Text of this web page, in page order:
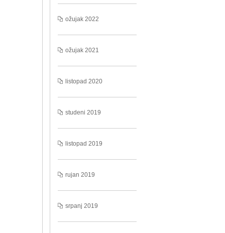
ožujak 2022
ožujak 2021
listopad 2020
studeni 2019
listopad 2019
rujan 2019
srpanj 2019